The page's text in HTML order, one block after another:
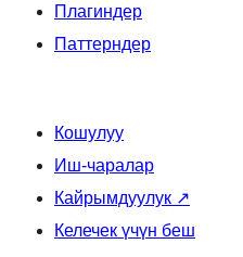
Плагиндер
Паттерндер
Кошулуу
Иш-чаралар
Кайрымдуулук ↗
Келечек үчүн беш